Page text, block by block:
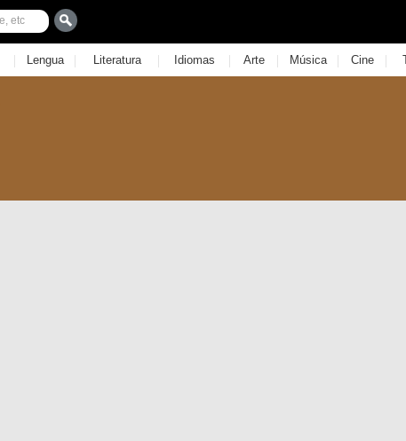
| Lengua | Literatura | Idiomas | Arte | Música | Cine |